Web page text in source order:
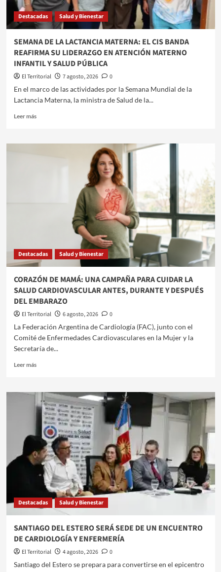
HABILITACIÓN
AUDITIVA
CON
DE
CONDUCCIÓN
ÓSEA
EN
SISTEMA
PÚBLICO
Destacadas Salud y Bienestar
SEMANA DE LA LACTANCIA MATERNA: EL CIS BANDA
REAFIRMA SU LIDERAZGO EN ATENCIÓN MATERNO
INFANTIL Y SALUD PÚBLICA
El Territorial 7 agosto, 2026
0
En el marco de las actividades por la Semana Mundial de la
Lactancia Materna, la ministra de Salud de la...
Leer másLeer
SEMANA
ATENCIÓN
MATERNO
INFANTIL
Y
SALUD
PÚBLICA
Destacadas Salud y Bienestar
​CORAZÓN DE MAMÁ: UNA CAMPAÑA PARA CUIDAR LA
SALUD CARDIOVASCULAR ANTES, DURANTE Y DESPUÉS
DEL EMBARAZO
El Territorial 6 agosto, 2026
0
​La Federación Argentina de Cardiología (FAC), junto con el
Comité de Enfermedades Cardiovasculares en la Mujer y la
Secretaría de...
Leer másLeer
​
CORAZÓN
DE
MAMÁ:
UNA
CAMPAÑA
PARA
CUIDAR
LA
SALUD
CARDIOVASCULAR
ANTES,
DURANTE
DEL
EMBARAZO
Destacadas Salud y Bienestar
SANTIAGO DEL ESTERO SERÁ SEDE DE UN ENCUENTRO
DE CARDIOLOGÍA Y ENFERMERÍA
El Territorial 4 agosto, 2026
0
​Santiago del Estero se prepara para convertirse en el epicentro